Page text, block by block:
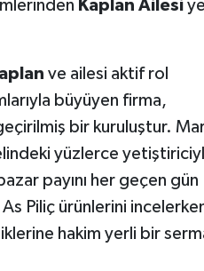
Kaplan Ailesi
ve ailesi aktif rol
büyüyen firma,
bir kuruluştur.
yüzlerce
payını her geçen gün
Piliç ürünlerini
hakim yerli bir